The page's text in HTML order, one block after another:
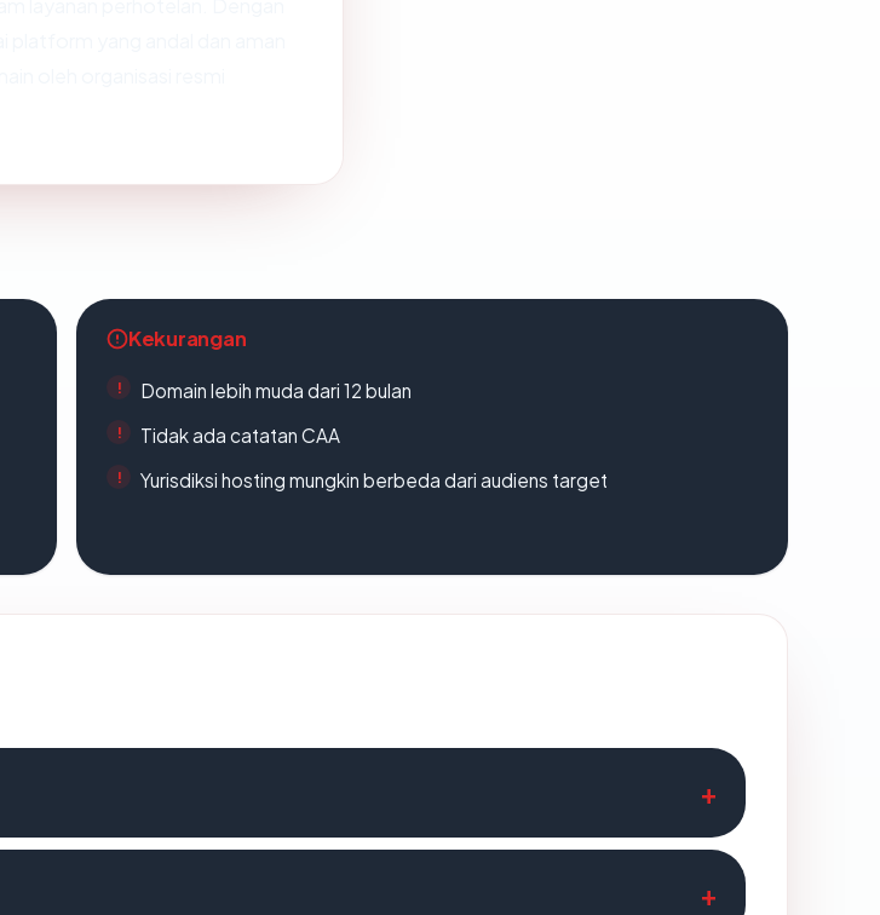
Kekurangan
Domain lebih muda dari 12 bulan
Tidak ada catatan CAA
Yurisdiksi hosting mungkin berbeda dari audiens target